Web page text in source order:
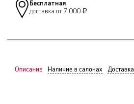
Бесплатная
доставка от 7 000 Р
Описание Наличие в салонах Доставка